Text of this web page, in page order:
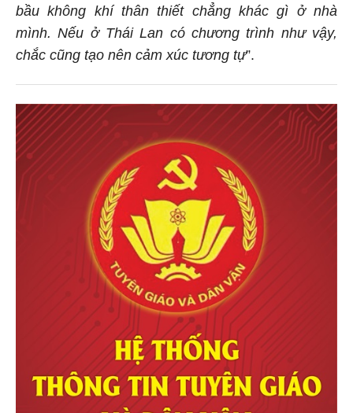
bầu không khí thân thiết chẳng khác gì ở nhà
mình. Nếu ở Thái Lan có chương trình như vậy,
chắc cũng tạo nên cảm xúc tương tự”.